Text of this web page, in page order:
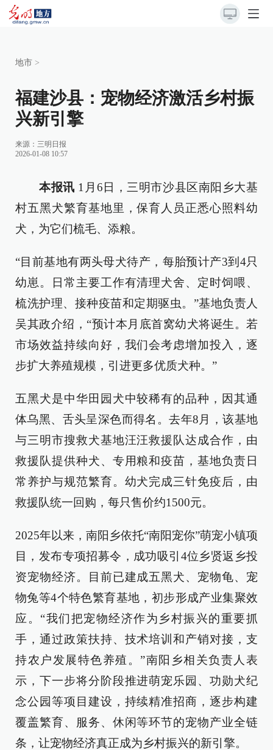
地市 >
福建沙县：宠物经济激活乡村振
兴新引擎
来源： 三明日报
2026-01-08 10:57
本报讯 1月6日，三明市沙县区南阳乡大基
村五黑犬繁育基地里，保育人员正悉心照料幼
犬，为它们梳毛、添粮。
“目前基地有两头母犬待产，每胎预计产3到4只
幼崽。日常主要工作有清理犬舍、定时饲喂、
梳洗护理、接种疫苗和定期驱虫。”基地负责人
吴其政介绍，“预计本月底首窝幼犬将诞生。若
市场效益持续向好，我们会考虑增加投入，逐
步扩大养殖规模，引进更多优质犬种。”
五黑犬是中华田园犬中较稀有的品种，因其通
体乌黑、舌头呈深色而得名。去年8月，该基地
与三明市搜救犬基地汪汪救援队达成合作，由
救援队提供种犬、专用粮和疫苗，基地负责日
常养护与规范繁育。幼犬完成三针免疫后，由
救援队统一回购，每只售价约1500元。
2025年以来，南阳乡依托“南阳宠你”萌宠小镇项
目，发布专项招募令，成功吸引4位乡贤返乡投
资宠物经济。目前已建成五黑犬、宠物龟、宠
物兔等4个特色繁育基地，初步形成产业集聚效
应。“我们把宠物经济作为乡村振兴的重要抓
手，通过政策扶持、技术培训和产销对接，支
持农户发展特色养殖。”南阳乡相关负责人表
示，下一步将分阶段推进萌宠乐园、功勋犬纪
念公园等项目建设，持续精准招商，逐步构建
覆盖繁育、服务、休闲等环节的宠物产业全链
条，让宠物经济真正成为乡村振兴的新引擎。